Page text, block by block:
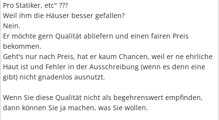
Pro Statiker, etc" ???
Weil ihm die Häuser besser gefallen?
Nein.
Er möchte gern Qualität abliefern und einen fairen Preis
bekommen.
Geht's nur nach Preis, hat er kaum Chancen, weil er ne ehrliche
Haut ist und Fehler in der Ausschreibung (wenn es denn eine
gibt) nicht gnadenlos ausnutzt.
Wenn Sie diese Qualität nicht als begehrenswert empfinden,
dann können Sie ja machen, was Sie wollen.